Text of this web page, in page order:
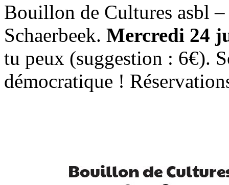
Bouillon de Cultures asbl
Schaerbeek. Mercredi 24
tu peux (suggestion : 6€).
démocratique !